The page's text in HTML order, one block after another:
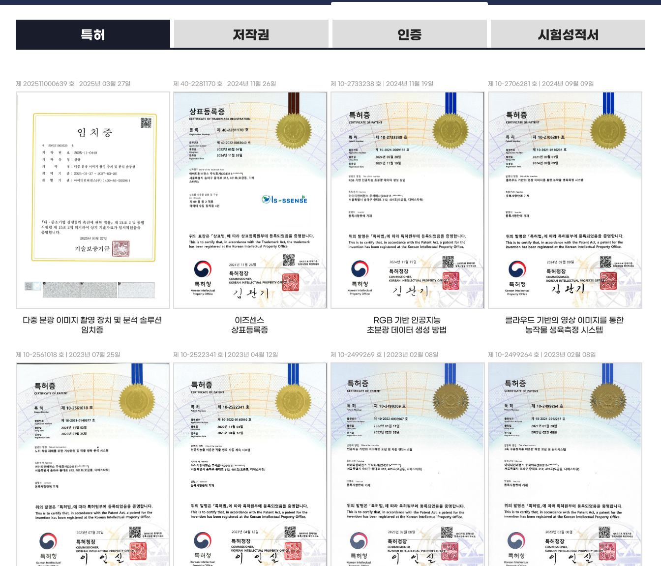
특허 저작권 인증 시험성적서
제 202511000639 호 | 2025년 03월 27일
다중 분광 이미지 촬영 장치 및 분석 솔루션
임치증
제 40-2281170 호 | 2024년 11월 26일
이즈센스
상표등록증
제 10-2733238 호 | 2024년 11월 19일
RGB 기반 인공지능
초분광 데이터 생성 방법
제 10-2706281 호 | 2024년 09월 09일
클라우드 기반의 영상 이미지를 통한
농작물 생육측정 시스템
제 10-2561018 호 | 2023년 07월 25일 제 10-2522341 호 | 2023년 04월 12일 제 10-2499269 호 | 2023년 02월 08일 제 10-2499264 호 | 2023년 02월 08일